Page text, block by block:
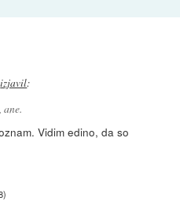
izjavil:
Vidim edino, da so
)